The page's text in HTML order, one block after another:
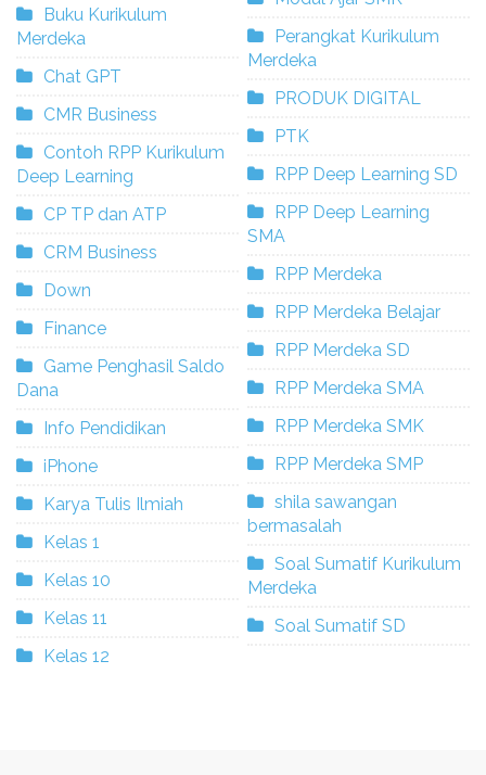
Buku Kurikulum
Merdeka
Chat GPT
CMR Business
Contoh RPP Kurikulum
Deep Learning
CP TP dan ATP
CRM Business
Down
Finance
Game Penghasil Saldo
Dana
Info Pendidikan
iPhone
Karya Tulis Ilmiah
Kelas 1
Kelas 10
Kelas 11
Kelas 12
Perangkat Kurikulum
Merdeka
PRODUK DIGITAL
PTK
RPP Deep Learning SD
RPP Deep Learning
SMA
RPP Merdeka
RPP Merdeka Belajar
RPP Merdeka SD
RPP Merdeka SMA
RPP Merdeka SMK
RPP Merdeka SMP
shila sawangan
bermasalah
Soal Sumatif Kurikulum
Merdeka
Soal Sumatif SD